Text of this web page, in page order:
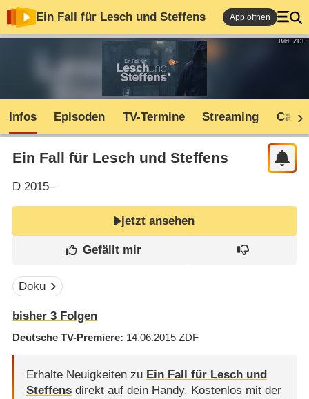
Ein Fall für Lesch und Steffens App öffnen
Bild: ZDF
Infos Episoden TV-Termine Streaming Cast
Ein Fall für Lesch und Steffens
D2015–
jetzt ansehen
Doku
bisher 3Folgen
Deutsche TV-Premiere 14.06.2015 ZDF
Erhalte Neuigkeiten zu Ein Fall für Lesch und
Steffensdirekt auf dein Handy. Kostenlos mit der